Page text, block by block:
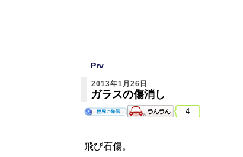
Prv
2013年1月26日
ガラスの傷消し
4
飛び石傷。